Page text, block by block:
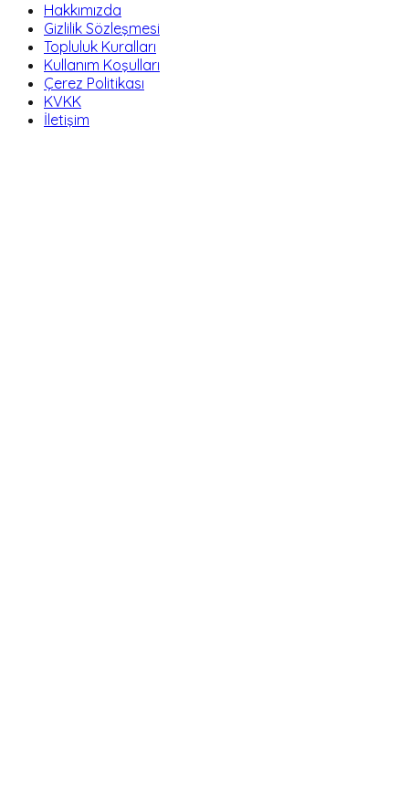
Hakkımızda
Gizlilik Sözleşmesi
Topluluk Kuralları
Kullanım Koşulları
Çerez Politikası
KVKK
İletişim